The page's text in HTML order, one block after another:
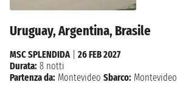
Uruguay, Argentina, Brasile
MSC SPLENDIDA| 26 FEB 2027
Durata: 8 notti
Partenza da: Montevideo Sbarco: Montevideo